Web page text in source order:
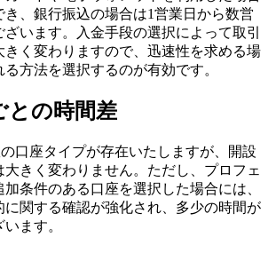
き、銀行振込の場合は1営業日から数営
います。入金手段の選択によって取引
きく変わりますので、迅速性を求める場
方法を選択するのが有効です。
との時間差
口座タイプが存在いたしますが、開設
きく変わりません。ただし、プロフェ
条件のある口座を選択した場合には、
に関する確認が強化され、多少の時間が
ます。